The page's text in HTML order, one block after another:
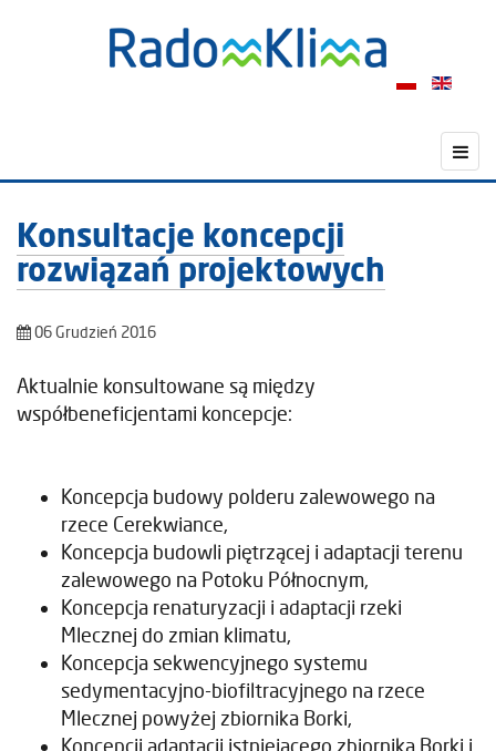
Konsultacje koncepcji
rozwiązań projektowych
06 Grudzień 2016
Aktualnie konsultowane są między
współbeneficjentami koncepcje:
Koncepcja budowy polderu zalewowego na
rzece Cerekwiance,
Koncepcja budowli piętrzącej i adaptacji terenu
zalewowego na Potoku Północnym,
Koncepcja renaturyzacji i adaptacji rzeki
Mlecznej do zmian klimatu,
Koncepcja sekwencyjnego systemu
sedymentacyjno-biofiltracyjnego na rzece
Mlecznej powyżej zbiornika Borki,
Koncepcji adaptacji istniejącego zbiornika Borki i